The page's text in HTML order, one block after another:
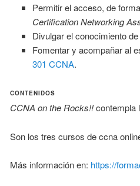
Permitir el acceso, de
Certification Networking
Divulgar el conocimiento
Fomentar y acompañar al
301 CCNA.
CONTENIDOS
CCNA on the Rocks!!contempla
Son los tres cursos de ccna
Más información en: https://